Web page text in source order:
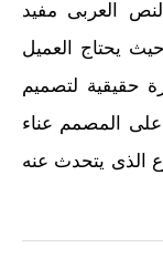
العربى مفيد
يحتاج العميل
حقيقية لتصميم
على المصمم عناء
الذى يتحدث عنه